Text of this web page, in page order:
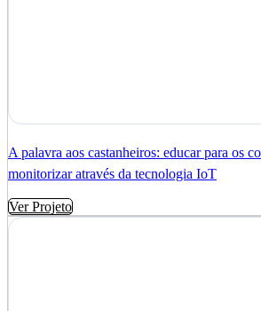
A palavra aos castanheiros: educar para os
monitorizar através da tecnologia IoT
Ver Projeto